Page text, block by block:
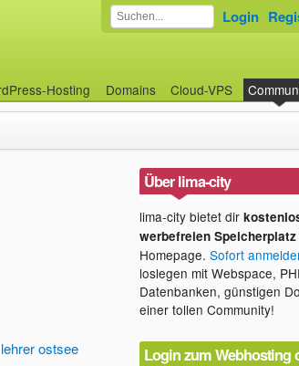
Hosting Domains Cloud-VPS
Login
lehrerostsee
Über lima-city
lima-city bietet dir
werbefreien Speicherplatz
Homepage. Sofort
loslegen mit Webspace,
Datenbanken, günstigen
einer tollen Community!
Login zum Webhosting